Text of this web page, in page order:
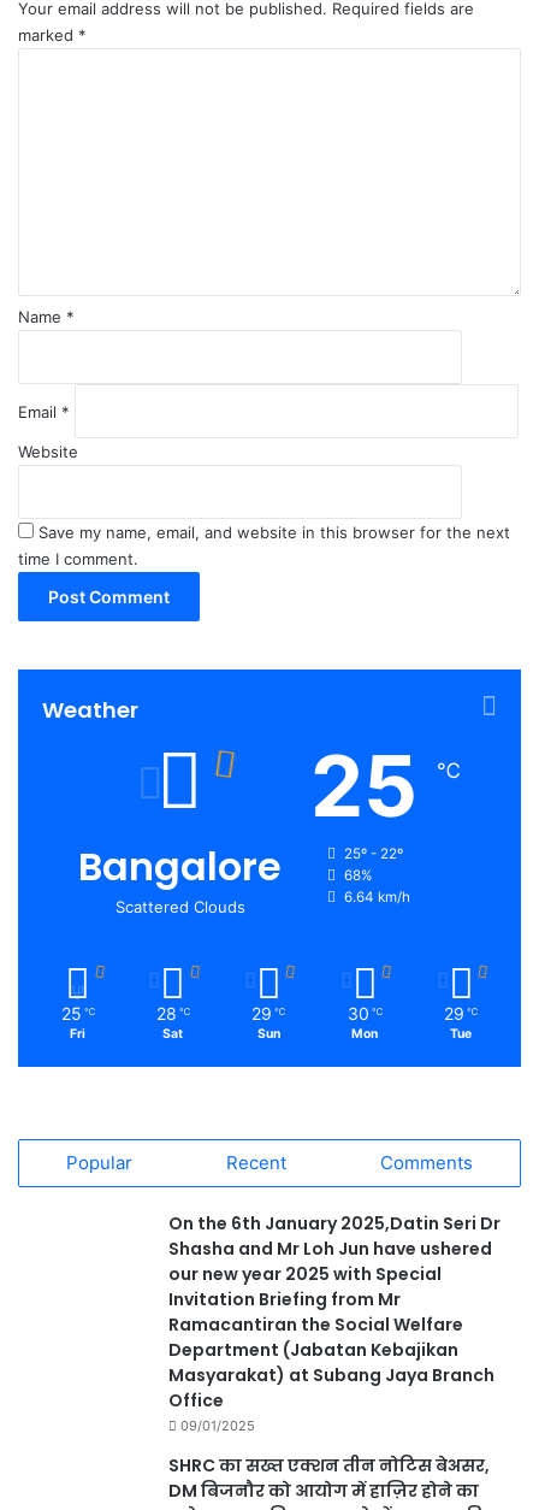
Your email address will not be published. Required fields are
marked *
Name *
Email *
Website
Save my name, email, and website in this browser for the next
time I comment.
Weather
Bangalore
Scattered Clouds
25 ℃
25º - 22º
68%
6.64 km/h
25 ℃
Fri
28 ℃
Sat
29 ℃
Sun
30 ℃
Mon
29 ℃
Tue
Popular Recent Comments
On the 6th January 2025,Datin Seri Dr
Shasha and Mr Loh Jun have ushered
our new year 2025 with Special
Invitation Briefing from Mr
Ramacantiran the Social Welfare
Department (Jabatan Kebajikan
Masyarakat) at Subang Jaya Branch
Office
09/01/2025
SHRC का सख्त एक्शन तीन नोटिस बेअसर,
DM बिजनौर को आयोग में हाज़िर होने का